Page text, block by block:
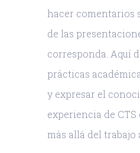
hacer comentarios
de las
corresponda. Aquí
prácticas
y expresar el
experiencia de CTS
más allá del trabajo